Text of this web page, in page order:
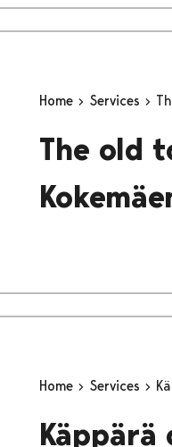
Home Services
The old
Home Services
Käppärä